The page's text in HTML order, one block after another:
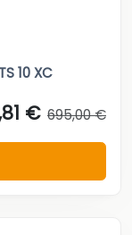
10 XC
€ 695,00 €